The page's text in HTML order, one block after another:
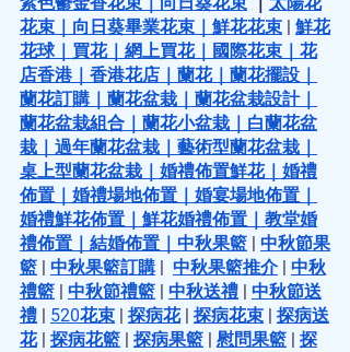
花束
向日葵畢業花束 鮮花花束
鮮花
花球｜ 買花｜ 網上買花｜ 國際花束
花
店香港｜ 香港花店 蘭花｜ 蘭花擺設
蘭花訂購
蘭花盆栽 蘭花盆栽設計｜
蘭花盆栽組合
蘭花小盆栽
白蘭花盆
栽
過年蘭花盆栽 藝術型蘭花盆栽
桌上型蘭花盆栽
婚禮佈置鮮花｜ 婚禮
佈置
婚禮場地佈置 婚宴場地佈置
婚禮鮮花佈置
鮮花婚禮佈置
教堂婚
禮佈置
結婚佈置 中秋果籃
中秋節果
籃
中秋果籃訂購 中秋果籃推介 | 中秋
禮籃
中秋節禮籃 中秋送禮
中秋節送
禮
520花束 探病花 | 探病花束
探病送
花 | 探病花籃 探病果籃 慰問果籃
探